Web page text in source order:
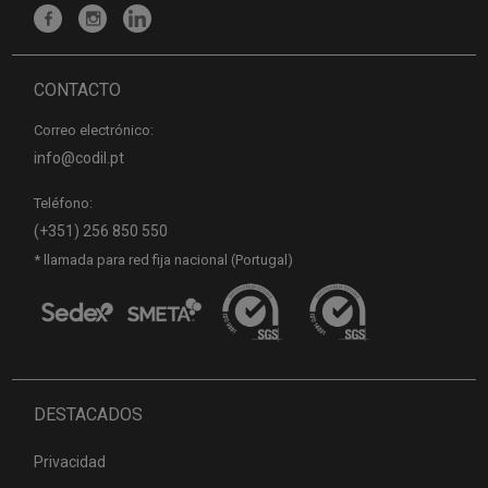
CONTACTO
Correo electrónico:
info@codil.pt
Teléfono:
(+351) 256 850 550
* llamada para red fija nacional (Portugal)
DESTACADOS
Privacidad